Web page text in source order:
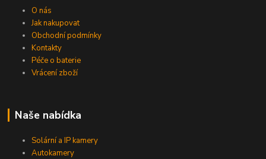
O nás
Jak nakupovat
Obchodní podmínky
Kontakty
Péče o baterie
Vrácení zboží
Naše nabídka
Solární a IP kamery
Autokamery